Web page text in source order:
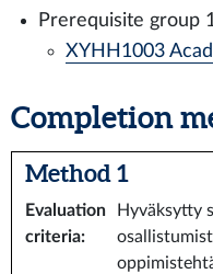
Prerequisite group
XYHH1003
Completion
Method 1
Evaluation
criteria:
Hyväksytty